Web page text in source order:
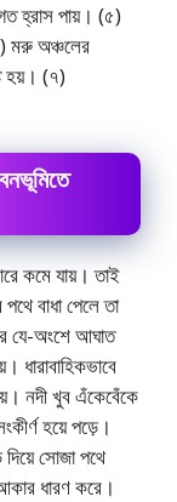
হ্রাস পায়। (৫)
মরু অঞ্চলের
হয়। (৭)
কমে যায়। তাই
বাধা পেলে তা
যে-অংশে আঘাত
ধারাবাহিকভাবে
নদী খুব এঁকেবেঁকে
হয়ে পড়ে।
সােজা পথে
ধারণ করে।